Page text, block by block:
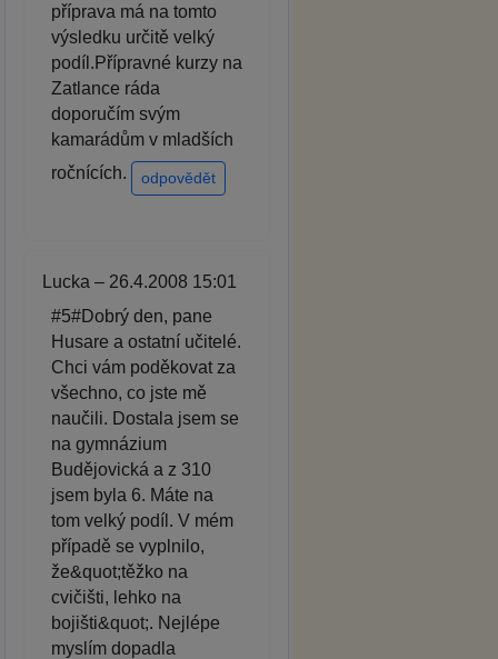
příprava má na tomto
výsledku určitě velký
podíl.Přípravné kurzy na
Zatlance ráda
doporučím svým
kamarádům v mladších
ročnících.
odpovědět
Lucka – 26.4.2008 15:01
#5#Dobrý den, pane
Husare a ostatní učitelé.
Chci vám poděkovat za
všechno, co jste mě
naučili. Dostala jsem se
na gymnázium
Budějovická a z 310
jsem byla 6. Máte na
tom velký podíl. V mém
případě se vyplnilo,
že&quot;těžko na
cvičišti, lehko na
bojišti&quot;. Nejlépe
myslím dopadla